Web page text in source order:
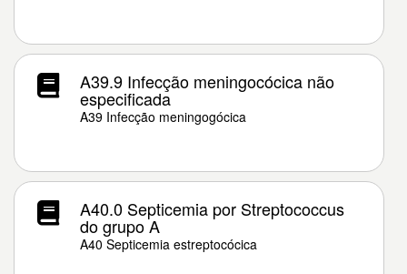
A39.9 Infecção meningocócica não
especificada
A39 Infecção meningogócica
A40.0 Septicemia por Streptococcus
do grupo A
A40 Septicemia estreptocócica